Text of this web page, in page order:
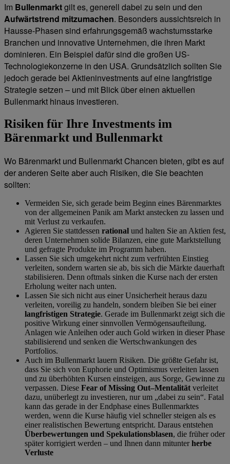
Im Bullenmarktgilt es, generell dabei zu sein und den
Aufwärtstrend mitzumachen. Besonders aussichtsreich in
Hausse-Phasen sind erfahrungsgemäß wachstumsstarke
Branchen und innovative Unternehmen, die ihren Markt
dominieren. Ein Beispiel dafür sind die großen US-
Technologiekonzerne in den USA. Grundsätzlich sollten Sie
jedoch gerade bei Aktieninvestments auf eine langfristige
Strategie setzen – und mit Blick über einen aktuellen
Bullenmarkt hinaus investieren.
Risiken für Ihre Investments im
Bärenmarkt und Bullenmarkt
Wo Bärenmarkt und Bullenmarkt Chancen bieten, gibt es auf
der anderen Seite aber auch Risiken, die Sie beachten
sollten:
Vermeiden Sie, sich gerade beim Beginn eines Bärenmarktes
von der allgemeinen Panik am Markt anstecken zu lassen und
mit Verlust zu verkaufen.
Agieren Sie stattdessen rational und halten Sie an Aktien fest,
deren Unternehmen solide Bilanzen, eine gute Marktstellung
und gefragte Produkte im Programm haben.
Lassen Sie sich umgekehrt nicht zum verfrühten Einstieg
verleiten, sondern warten sie ab, bis sich die Märkte dauerhaft
stabilisieren. Denn oftmals sinken die Kurse nach der ersten
Erholung weiter nach unten.
Lassen Sie sich nicht aus einer Unsicherheit heraus dazu
verleiten, voreilig zu handeln, sondern bleiben Sie bei einer
langfristigen Strategie. Gerade im Bullenmarkt zeigt sich die
positive Wirkung einer sinnvollen Vermögensaufteilung.
Anlagen wie Anleihen oder auch Gold wirken in dieser Phase
stabilisierend und senken die Wertschwankungen des
Portfolios.
Auch im Bullenmarkt lauern Risiken. Die größte Gefahr ist,
dass Sie sich von Euphorie und Optimismus verleiten lassen
und zu überhöhten Kursen einsteigen, aus Sorge, Gewinne zu
verpassen. Diese Fear of Missing Out–Mentalität verleitet
dazu, unüberlegt zu investieren, nur um „dabei zu sein“. Fatal
kann das gerade in der Endphase eines Bullenmarktes
werden, wenn die Kurse häufig viel schneller steigen als es
einer realistischen Bewertung entspricht. Daraus entstehen
Überbewertungen und Spekulationsblasen, die früher oder
später korrigiert werden – und Ihnen dann mitunterherbe
Verluste